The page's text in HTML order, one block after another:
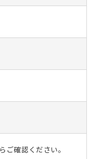
ご確認ください。